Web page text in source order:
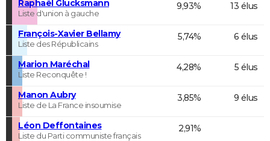
Raphaël Glucksmann
Liste d'union à gauche
9,93% 13 élus
François-Xavier Bellamy
Liste des Républicains
5,74% 6 élus
Marion Maréchal
Liste Reconquête !
4,28% 5 élus
Manon Aubry
Liste de La France insoumise
3,85% 9 élus
Léon Deffontaines
Liste du Parti communiste français
2,91%